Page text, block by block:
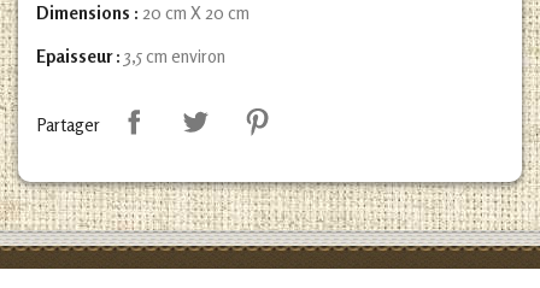
Dimensions : 20 cm X 20 cm
Epaisseur : 3,5 cm environ
Partager